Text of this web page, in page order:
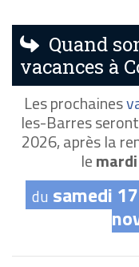
Quand
vacances à
Les prochaines
les-Barres
2026, après la
le
du samedi